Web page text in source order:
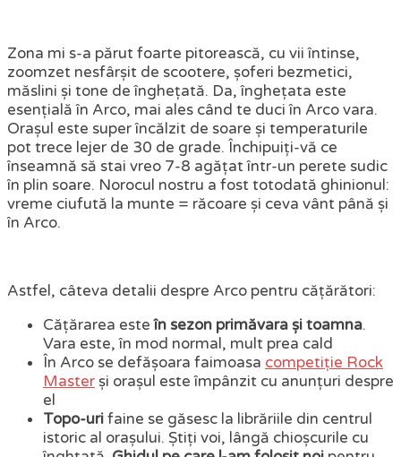
Zona mi s-a părut foarte pitorească, cu vii întinse,
zoomzet nesfârșit de scootere, șoferi bezmetici,
măslini și tone de înghețată. Da, înghețata este
esențială în Arco, mai ales când te duci în Arco vara.
Orașul este super încălzit de soare și temperaturile
pot trece lejer de 30 de grade. Închipuiți-vă ce
înseamnă să stai vreo 7-8 agățat într-un perete sudic
în plin soare. Norocul nostru a fost totodată ghinionul:
vreme ciufută la munte = răcoare și ceva vânt până și
în Arco.
Astfel, câteva detalii despre Arco pentru cățărători:
Cățărarea esteîn sezon primăvara și toamna.
Vara este, în mod normal, mult prea cald
În Arco se defășoara faimoasa competiție Rock
Master și orașul este împânzit cu anunțuri despre
el
Topo-urifaine se găsesc la librăriile din centrul
istoric al orașului. Știți voi, lângă chioșcurile cu